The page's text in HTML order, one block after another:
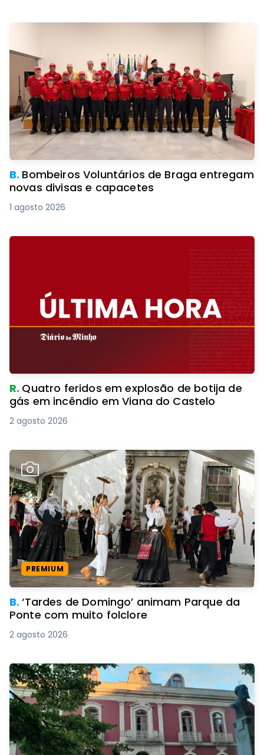
B. Bombeiros Voluntários de Braga entregam
novas divisas e capacetes
1 agosto 2026
R. Quatro feridos em explosão de botija de
gás em incêndio em Viana do Castelo
2 agosto 2026
PREMIUM
B.‘Tardes de Domingo’ animam Parque da
Ponte com muito folclore
2 agosto 2026